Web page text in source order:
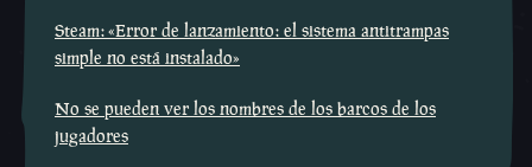
Steam: «Error de lanzamiento: el sistema antitrampas
simple no está instalado»
No se pueden ver los nombres de los barcos de los
jugadores